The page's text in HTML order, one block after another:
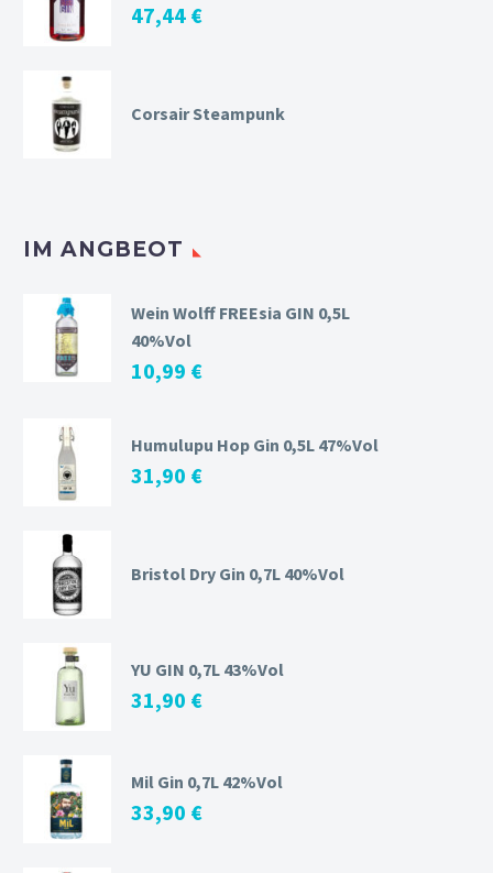
47,44 €
Corsair Steampunk
IM ANGBEOT
Wein Wolff FREEsia GIN 0,5L
40%Vol
10,99 €
Humulupu Hop Gin 0,5L 47%Vol
31,90 €
Bristol Dry Gin 0,7L 40%Vol
YU GIN 0,7L 43%Vol
31,90 €
Mil Gin 0,7L 42%Vol
33,90 €